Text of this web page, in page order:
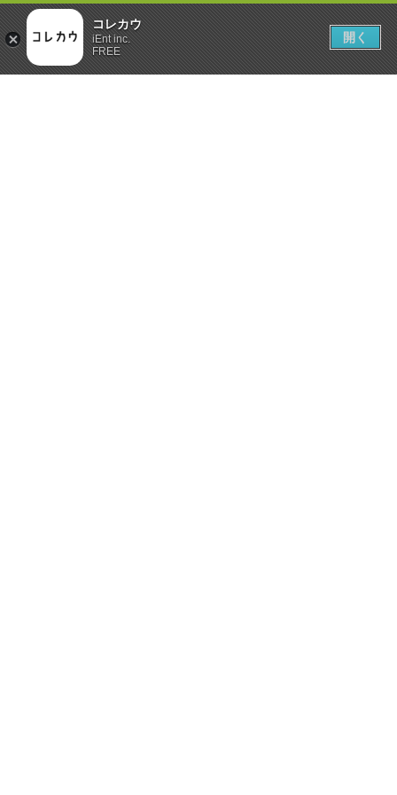
コレカウ
iEnt inc.
FREE
開く